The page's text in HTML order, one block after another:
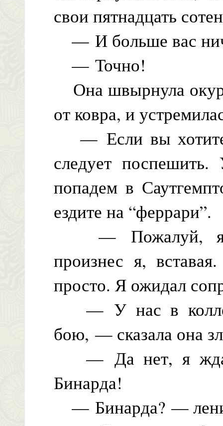
свои пятнадцать
— И больше вас
— Точно!
Она швырнула
от ковра, и
— Если вы хотите
следует
попадем в
ездите на “феррари”.
— Пожалуй, я
произнес я,
просто. Я ожидал
— У нас в
бою, — сказала она
— Да нет, я ждал
Бинарда!
— Бинарда? —